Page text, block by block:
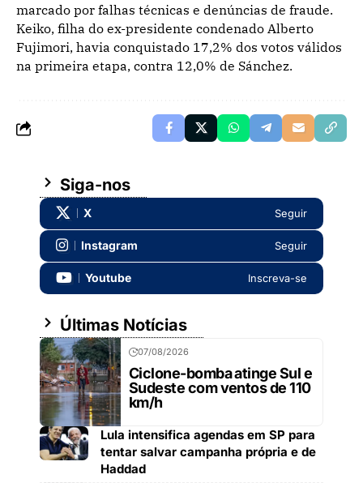
marcado por falhas técnicas e denúncias de fraude.
Keiko, filha do ex-presidente condenado Alberto
Fujimori, havia conquistado 17,2% dos votos válidos
na primeira etapa, contra 12,0% de Sánchez.
Siga-nos
X Seguir
Instagram Seguir
Youtube Inscreva-se
Últimas Notícias
07/08/2026
Ciclone-bomba atinge Sul e
Sudeste com ventos de 110
km/h
Lula intensifica agendas em SP para
tentar salvar campanha própria e de
Haddad